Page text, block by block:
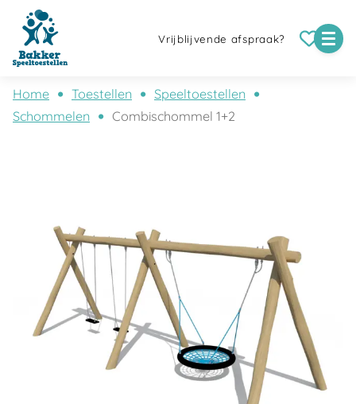
Vrijblijvende afspraak?
Home Toestellen
Speeltoestellen
Schommelen
Combischommel 1+2